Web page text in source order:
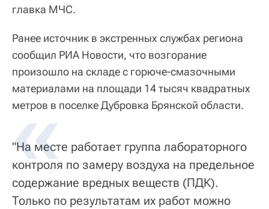
главка МЧС.
Ранее источник в экстренных службах региона
сообщил РИА Новости, что возгорание
произошло на складе с горюче-смазочными
материалами на площади 14 тысяч квадратных
метров в поселке Дубровка Брянской области.
"На месте работает группа лабораторного
контроля по замеру воздуха на предельное
содержание вредных веществ (ПДК).
Только по результатам их работ можно